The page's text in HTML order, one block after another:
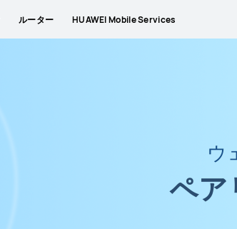
ルーター HUAWEI Mobile Services
ウ
ペア